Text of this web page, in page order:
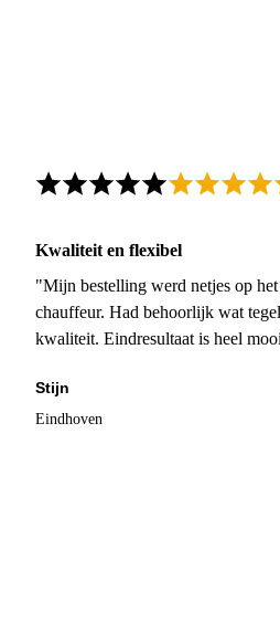
Kwaliteit en flexibel
"Mijn bestelling werd netjes op
chauffeur. Had behoorlijk wat
kwaliteit. Eindresultaat is heel
Stijn
Eindhoven